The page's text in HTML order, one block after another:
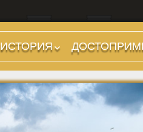
ИСТОРИЯ
Предыстория
Царский период
(753-509 гг до н.э.)
Ранняя Республика
(509-265 гг до н.э.)
Холмы и
Районы
Форумы,
Дороги
Стадионы,